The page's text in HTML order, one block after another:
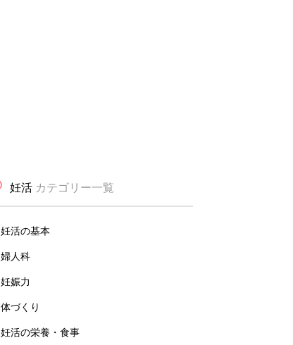
妊活 カテゴリー一覧
妊活の基本
婦人科
妊娠力
体づくり
妊活の栄養・食事